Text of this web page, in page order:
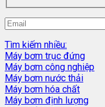
Tìm kiếm nhiều:
Máy bơm trục đứng
Máy bơm công nghiệp
Máy bơm nước thải
Máy bơm hóa chất
Máy bơm định lượng